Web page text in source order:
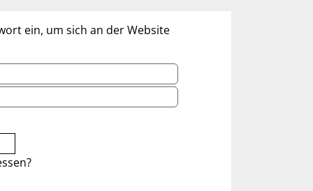
ein, um sich an der Website